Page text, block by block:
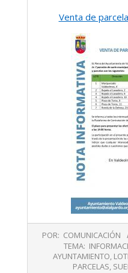
Venta de
POR: COMUNICACIÓN
TEMA:
AYUNTAMIENTO,
PARCELAS,